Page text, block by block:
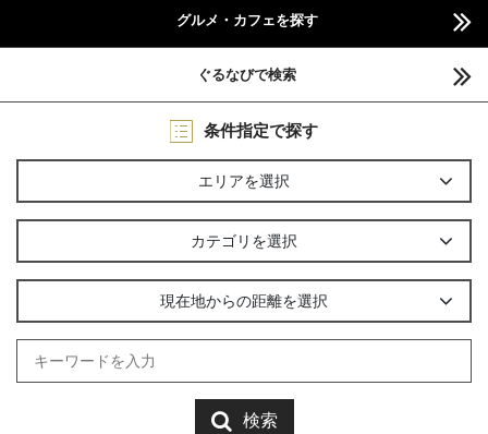
グルメ・カフェを探す
ぐるなびで検索
条件指定で探す
エリアを選択
カテゴリを選択
現在地からの距離を選択
検索